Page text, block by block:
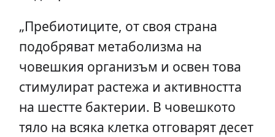
„Пребиотиците, от своя страна
подобряват метаболизма на
човешкия организъм и освен това
стимулират растежа и активността
на шестте бактерии. В човешкото
тяло на всяка клетка отговарят десет